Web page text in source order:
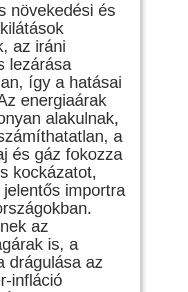
növekedési és
az iráni
lezárása
így a hatásai
energiaárak
alakulnak,
a
és gáz fokozza
kockázatot,
importra
az
is, a
drágulása az
infláció